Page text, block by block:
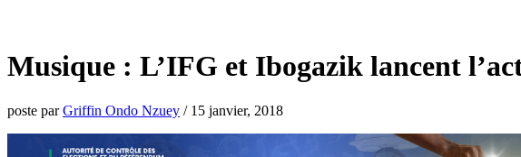
Musique : L’IFG et Ibogazik lancent
poste parGriffin Ondo Nzuey / 15 janvier, 2018